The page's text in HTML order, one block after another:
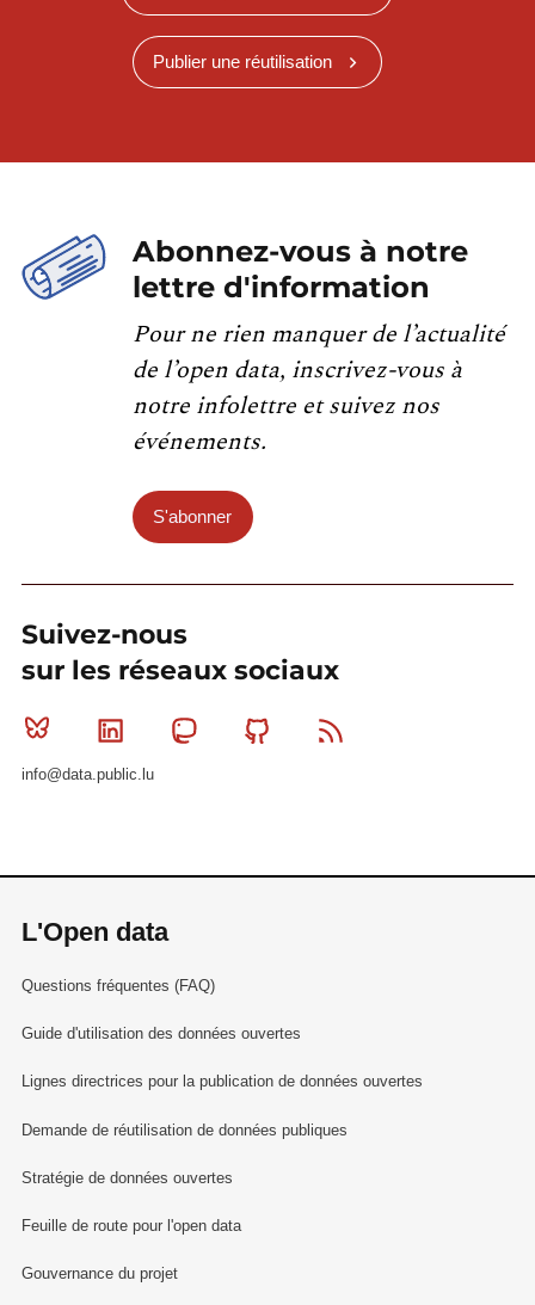
Publier une réutilisation
Abonnez-vous à notre
lettre d'information
Pour ne rien manquer de l’actualité
de l’open data, inscrivez-vous à
notre infolettre et suivez nos
événements.
S'abonner
Suivez-nous
sur les réseaux sociaux
Bluesky Linkedin MastodonGithub
info@data.public.lu
L'Open data
Questions fréquentes (FAQ)
Guide d'utilisation des données ouvertes
Lignes directrices pour la publication de données ouvertes
Demande de réutilisation de données publiques
Stratégie de données ouvertes
Feuille de route pour l'open data
Gouvernance du projet